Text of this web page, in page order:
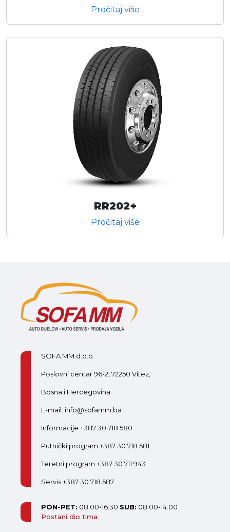
Pročitaj više
RR202+
Pročitaj više
SOFA MM d.o.o.
Poslovni centar 96-2, 72250 Vitez,
Bosna i Hercegovina
E-mail: info@sofamm.ba
Informacije +387 30 718 580
Putnički program +387 30 718 581
Teretni program +387 30 711 943
Servis +387 30 718 587
PON-PET: 08:00-16:30 SUB: 08:00-14:00
Postani dio tima